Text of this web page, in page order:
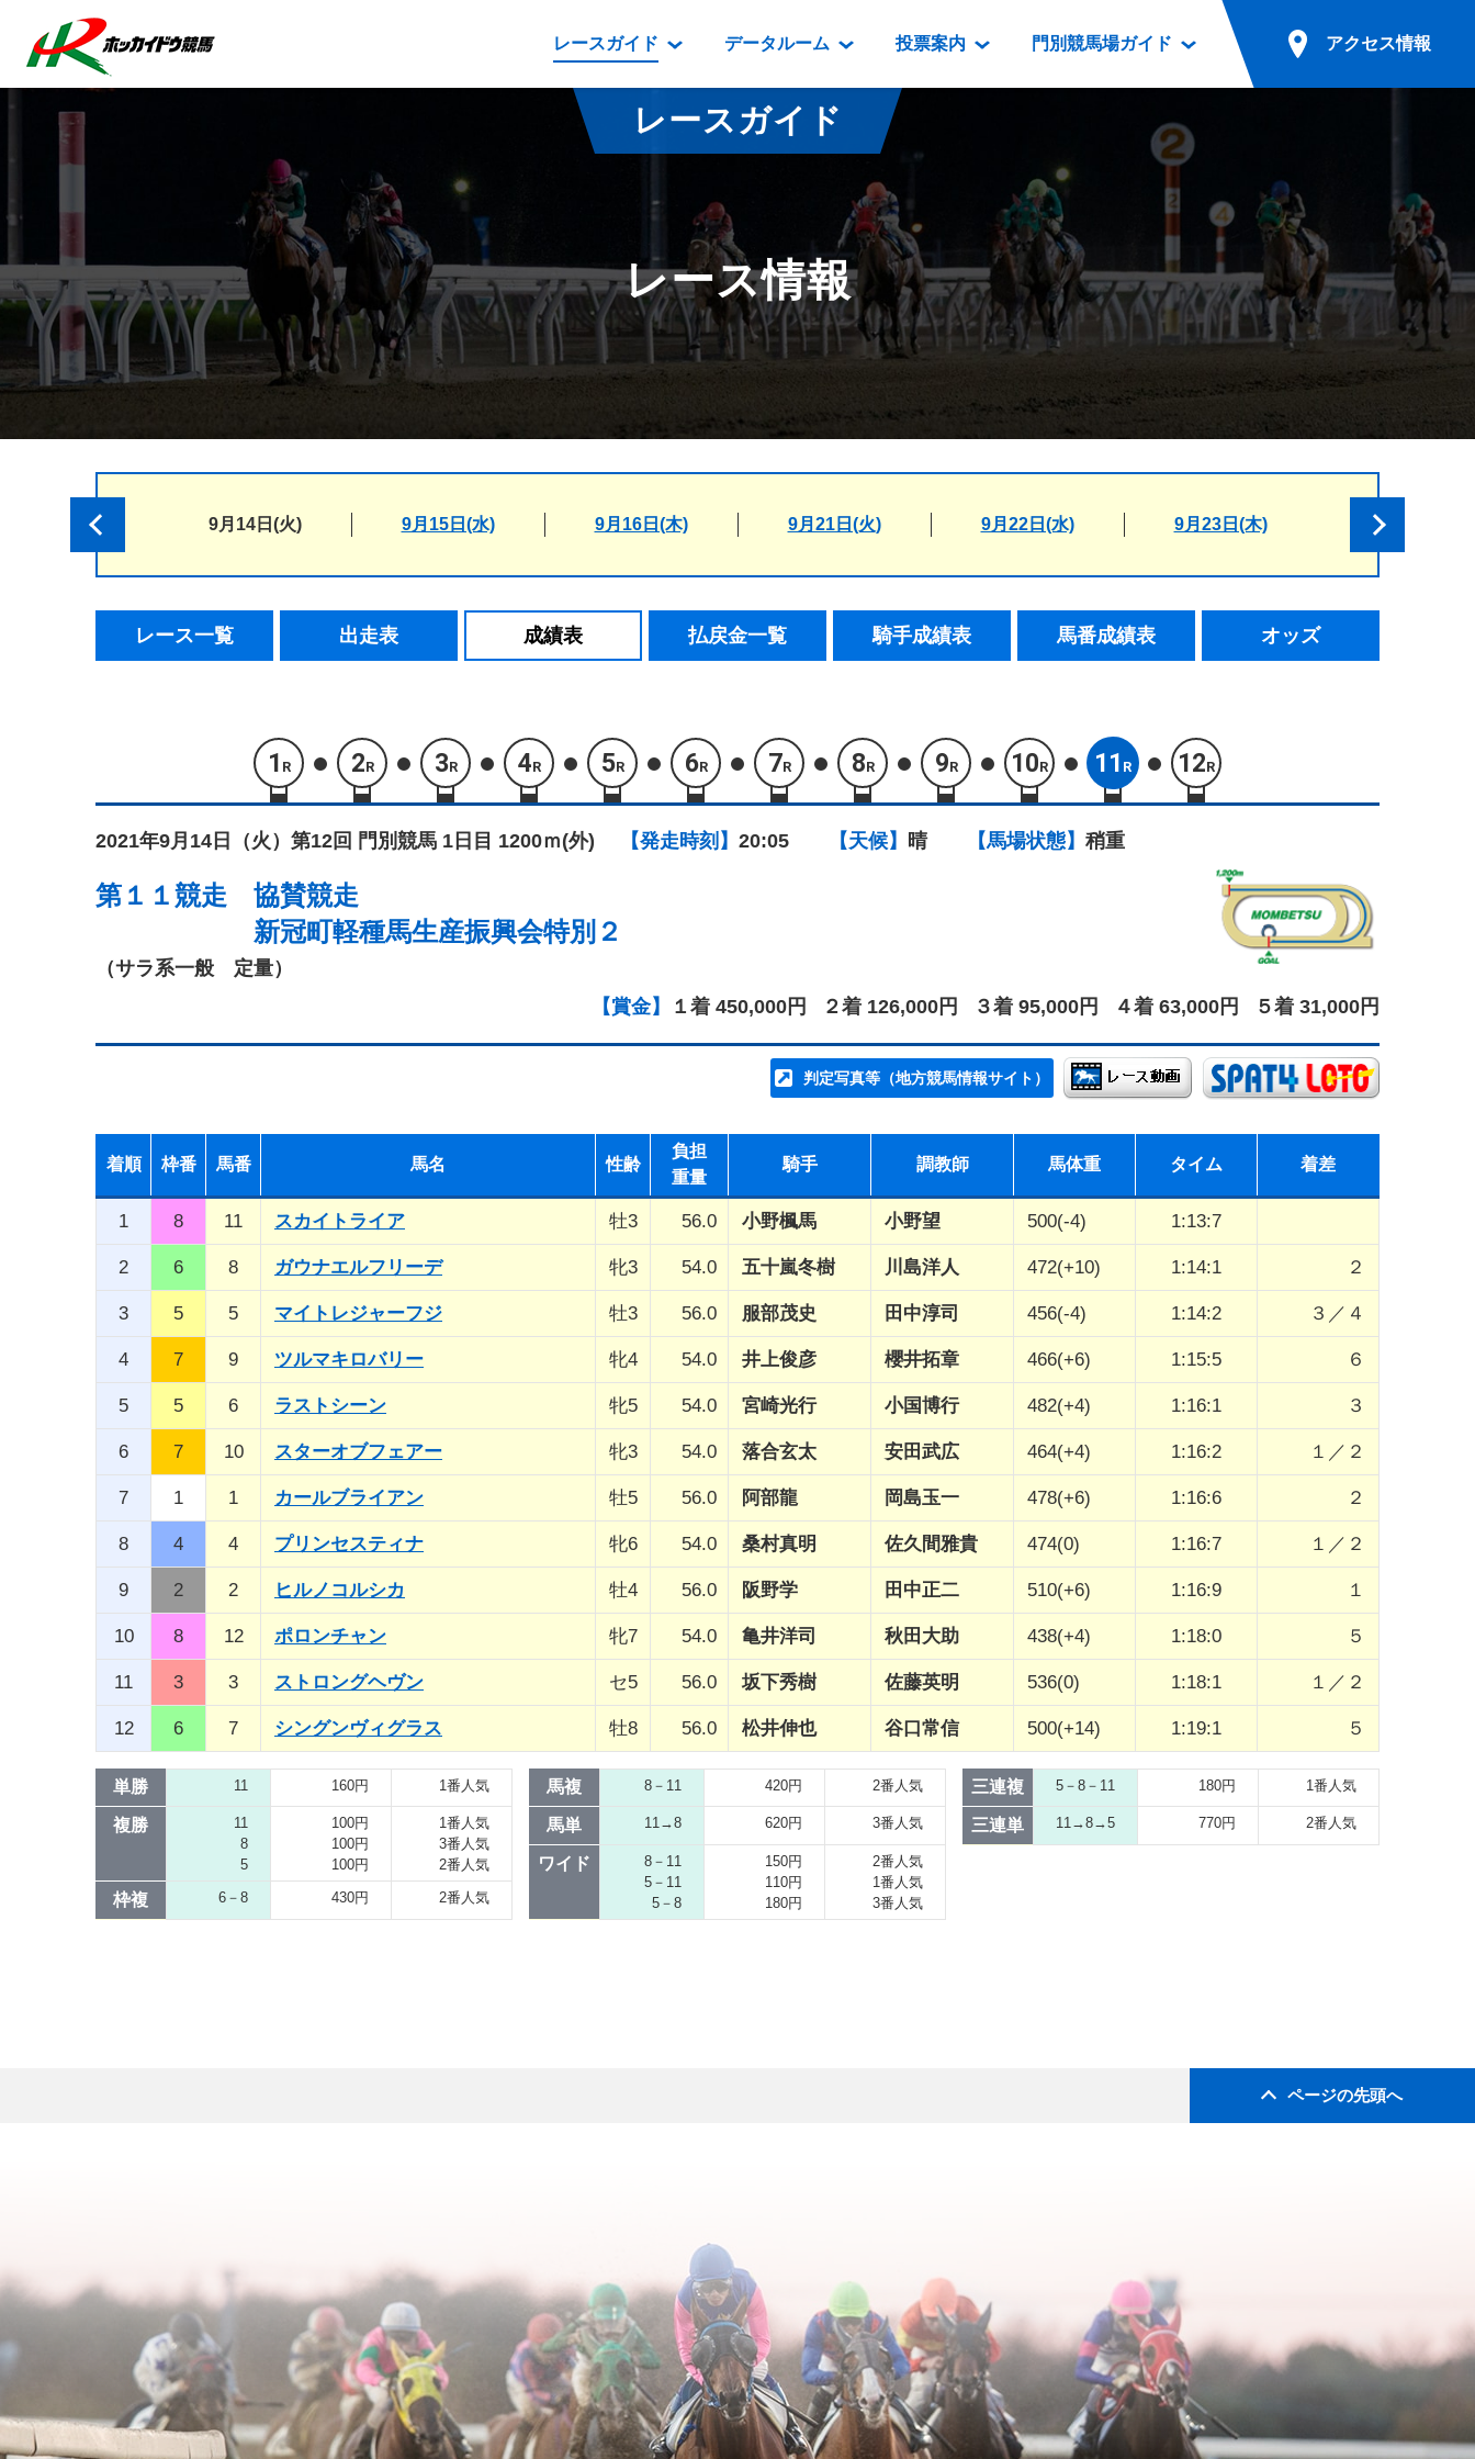
レースガイド
レース情報
払戻金一覧
騎手成績表
馬番成績表
オッズ
番組・級別表ダウンロード
開催カレンダー
重賞競走体系図
スタリオンシリーズ競走
道内の発売情報(PDF)
データルーム
データルーム
騎手・調教師紹介
坂路調教映像
遠征馬情報
番組編成要領
映像コンテンツ
重賞競走VTR
重賞競走参考VTR
レースダイジェスト
新馬ダイジェスト
投票案内
電話・インターネット投票
場外発売所
実況・テレホンサービス
発売・払戻
門別競馬場ガイド
門別競馬場情報
門別競馬場グルメ
とねっこジンギスカン
いずみ食堂
ルンビニフードカフェ
勝馬屋
アクセス情報
無料送迎バスでのご来場
公共の交通機関でのご来場
レースガイド
レース情報
9月14日(火) 9月15日(水) 9月16日(木) 9月21日(火) 9月22日(水) 9月23日(木)
レース一覧 出走表 成績表 払戻金一覧 騎手成績表 馬番成績表 オッズ
1 R 2R 3R 4R 5R 6R 7R 8R 9R 10R 11 R 12R
2021年9月14日（火） 第12回 門別競馬 1日目 1200ｍ(外) 【発走時刻】 20:05 【天候】 晴 【馬場状態】 稍重
第１１競走 協賛競走
新冠町軽種馬生産振興会特別２
（サラ系一般 定量）
【賞金】
１着 450,000円 ２着 126,000円 ３着 95,000円 ４着 63,000円 ５着 31,000円
判定写真等（地方競馬情報サイト）
着順 枠番 馬番 馬名 性齢
負担
重量
騎手 調教師 馬体重 タイム 着差
1 8 11 スカイトライア 牡3 56.0 小野楓馬 小野望 500(-4) 1:13:7
2 6 8 ガウナエルフリーデ 牝3 54.0 五十嵐冬樹 川島洋人 472(+10) 1:14:1 ２
3 5 5 マイトレジャーフジ 牡3 56.0 服部茂史 田中淳司 456(-4) 1:14:2 ３／４
4 7 9 ツルマキロバリー 牝4 54.0 井上俊彦 櫻井拓章 466(+6) 1:15:5 ６
5 5 6 ラストシーン 牝5 54.0 宮崎光行 小国博行 482(+4) 1:16:1 ３
6 7 10 スターオブフェアー 牝3 54.0 落合玄太 安田武広 464(+4) 1:16:2 １／２
7 1 1 カールブライアン 牡5 56.0 阿部龍 岡島玉一 478(+6) 1:16:6 ２
8 4 4 プリンセスティナ 牝6 54.0 桑村真明 佐久間雅貴 474(0) 1:16:7 １／２
9 2 2 ヒルノコルシカ 牡4 56.0 阪野学 田中正二 510(+6) 1:16:9 １
10 8 12 ポロンチャン 牝7 54.0 亀井洋司 秋田大助 438(+4) 1:18:0 ５
11 3 3 ストロングヘヴン セ5 56.0 坂下秀樹 佐藤英明 536(0) 1:18:1 １／２
12 6 7 シングンヴィグラス 牡8 56.0 松井伸也 谷口常信 500(+14) 1:19:1 ５
単勝 11 160円 1番人気
複勝
11
8
5
100円
100円
100円
1番人気
3番人気
2番人気
枠複 6－8 430円 2番人気
馬複 8－11 420円 2番人気
馬単 11→8 620円 3番人気
ワイド
8－11
5－11
5－8
150円
110円
180円
2番人気
1番人気
3番人気
三連複 5－8－11 180円 1番人気
三連単 11→8→5 770円 2番人気
ページの先頭へ